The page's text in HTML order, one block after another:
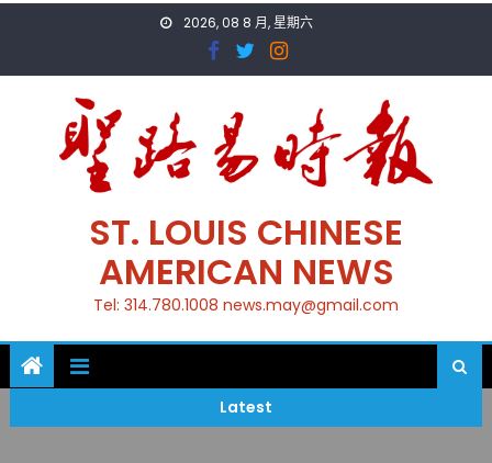
2026, 08 8 月, 星期六
ST. LOUIS CHINESE
AMERICAN NEWS
Tel: 314.780.1008 news.may@gmail.com
Latest